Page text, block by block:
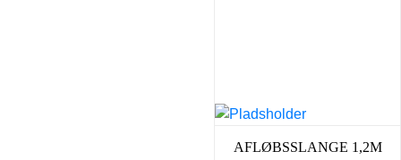
AFLØBSSLANGE 1,2M